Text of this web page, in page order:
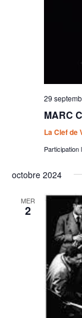
29
MARC
La Clef de
Participation
octobre 2024
MER
2